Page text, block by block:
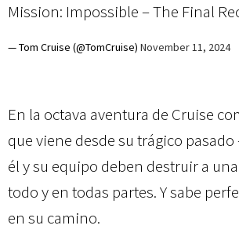
Mission: Impossible – The Final
— Tom Cruise (@TomCruise) November 11, 2024
En la octava aventura de Cruise
que viene desde su trágico
él y su equipo deben destruir a
todo y en todas partes. Y sabe
en su camino.